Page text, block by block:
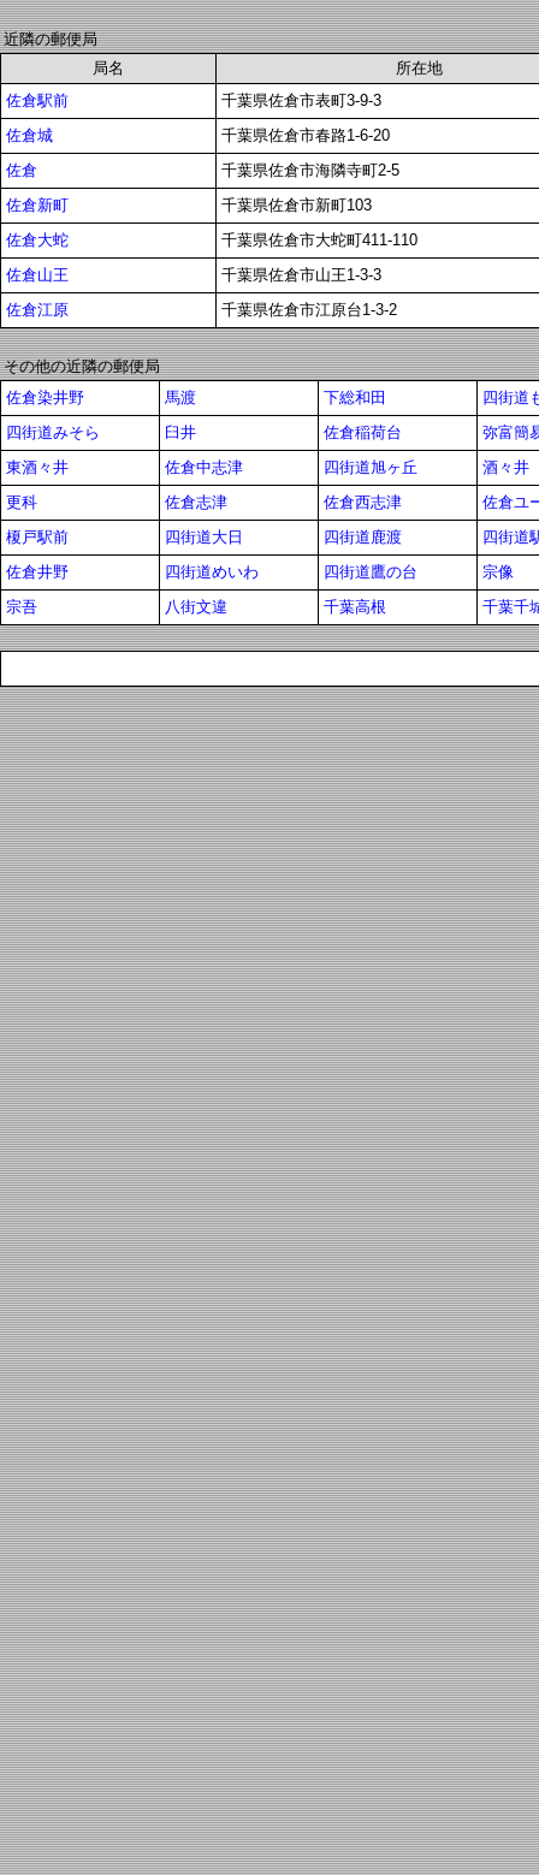
近隣の郵便局
局名
所在地
佐倉駅前
千葉県佐倉市表町3-9-3
佐倉城
千葉県佐倉市春路1-6-20
佐倉
千葉県佐倉市海隣寺町2-5
佐倉新町
千葉県佐倉市新町103
佐倉大蛇
千葉県佐倉市大蛇町411-110
佐倉山王
千葉県佐倉市山王1-3-3
佐倉江原
千葉県佐倉市江原台1-3-2
その他の近隣の郵便局
佐倉染井野
馬渡 下総和田
四街道
四街道みそら
臼井 佐倉稲荷台
弥富簡
東酒々井
佐倉中志津 四街道旭ヶ丘
酒々井
更科
佐倉志津 佐倉西志津
佐倉ユ
榎戸駅前
四街道大日 四街道鹿渡
四街道
佐倉井野
四街道めいわ 四街道鷹の台
宗像
宗吾
八街文違 千葉高根 千葉千